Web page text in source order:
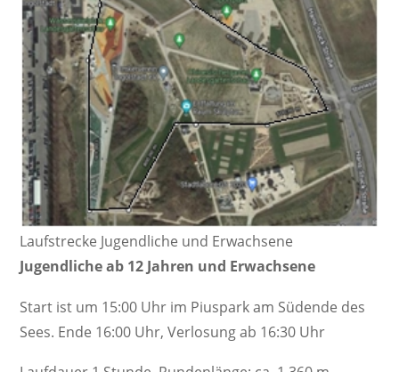
Laufstrecke Jugendliche und Erwachsene
Jugendliche ab 12 Jahren und Erwachsene
Start ist um 15:00 Uhr im Piuspark am Südende des
Sees. Ende 16:00 Uhr, Verlosung ab 16:30 Uhr